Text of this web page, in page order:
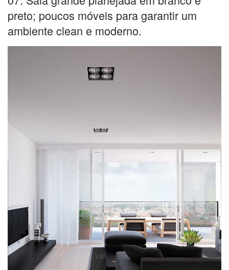
preto; poucos móveis para garantir um
ambiente clean e moderno.